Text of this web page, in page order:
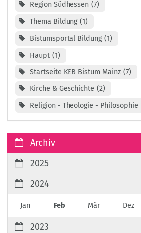
Region Südhessen
7
Thema Bildung
1
Bistumsportal Bildung
1
Haupt
1
Startseite KEB Bistum Mainz
7
Kirche & Geschichte
2
Religion - Theologie - Philosophie
Archiv
2025
2024
Jan Feb Mär Dez
2023